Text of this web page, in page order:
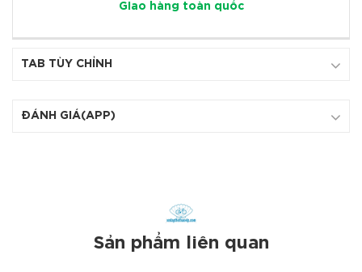
Giao hàng toàn quốc
TAB TÙY CHỈNH
ĐÁNH GIÁ(APP)
Sản phẩm liên quan